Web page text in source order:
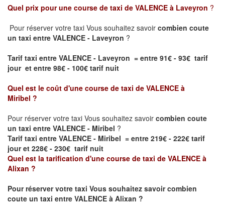
Quel prix pour une course de taxi de VALENCE à Laveyron ?
Pour réserver votre taxi Vous souhaitez savoir combien coute
un taxi entre VALENCE - Laveyron ?
Tarif taxi entre VALENCE - Laveyron = entre 91€ - 93€ tarif
jour et entre 98€ - 100€ tarif nuit
Quel est le coût d'une course de taxi de VALENCE à
Miribel ?
Pour réserver votre taxi Vous souhaitez savoir combien coute
un taxi entre VALENCE - Miribel ?
Tarif taxi entre VALENCE - Miribel = entre 219€ - 222€ tarif
jour et 228€ - 230€ tarif nuit
Quel est la tarification d'une course de taxi de VALENCE à
Alixan ?
Pour réserver votre taxi Vous souhaitez savoircombien
coute un taxi entre VALENCE à Alixan ?